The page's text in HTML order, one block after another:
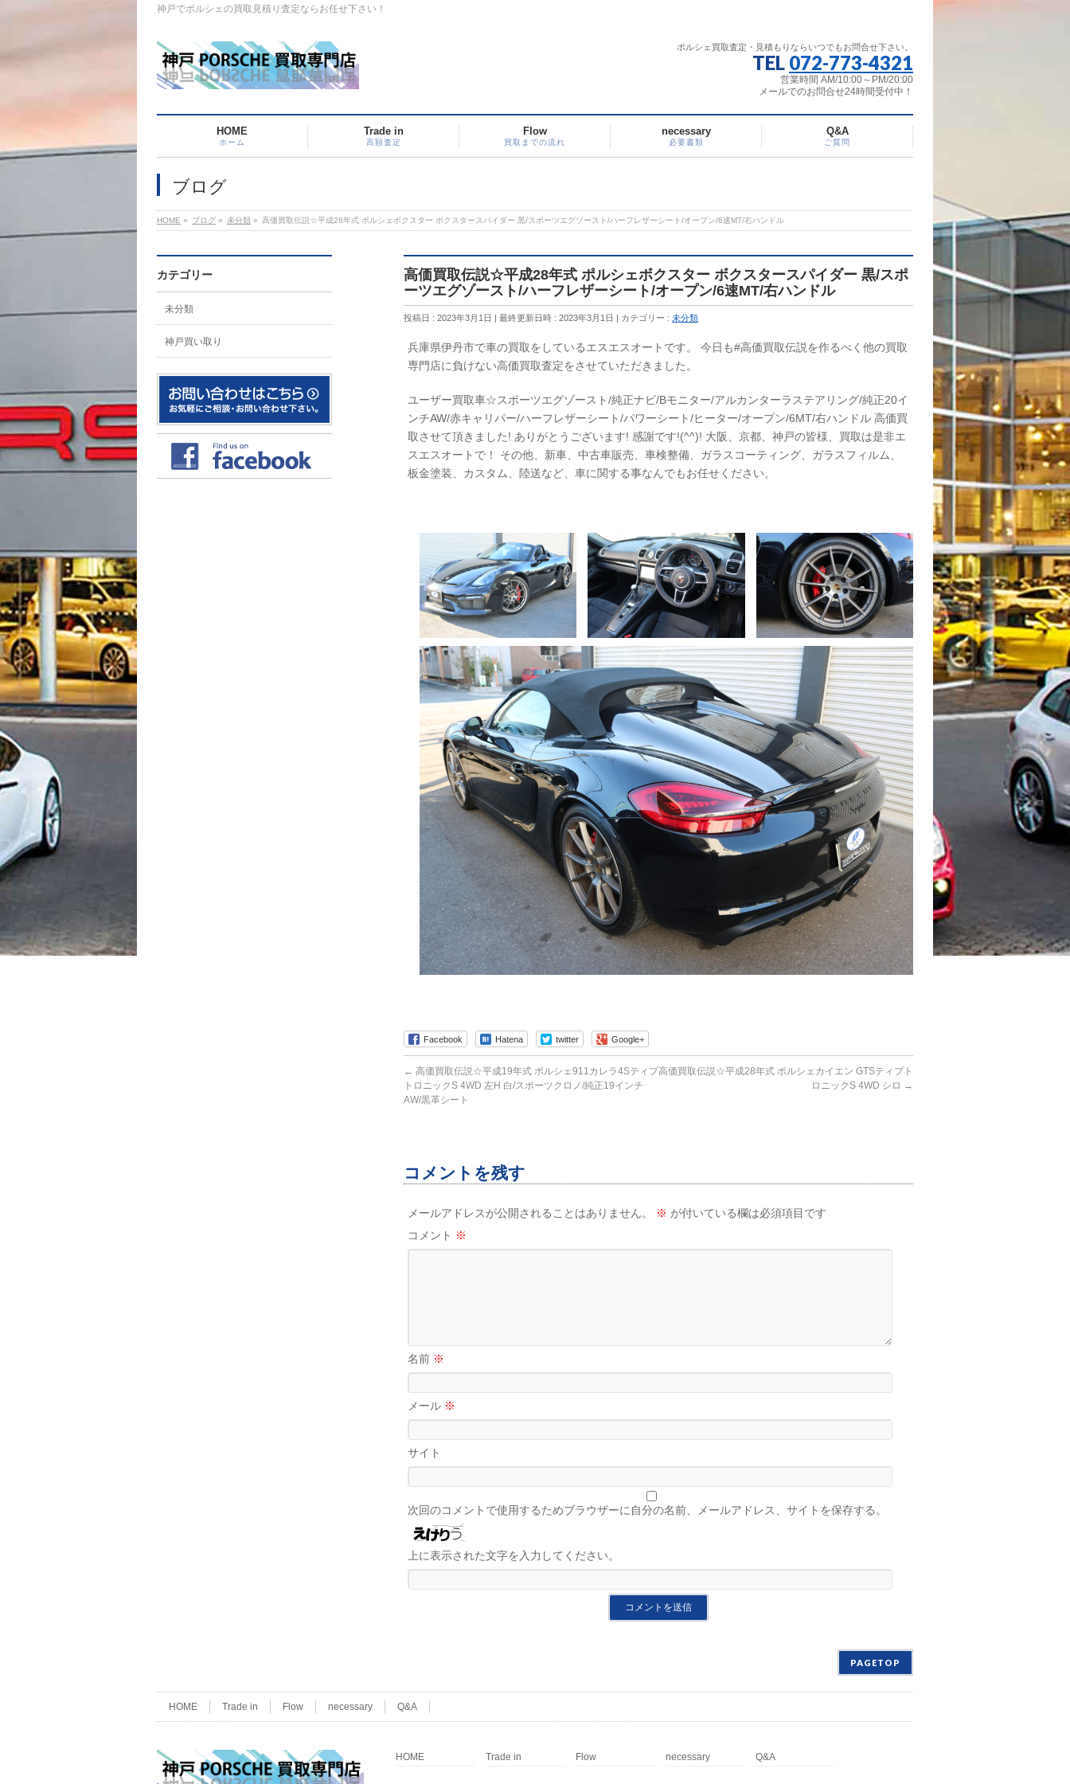
神戸でポルシェの買取見積り査定ならお任せ下さい！
ポルシェ買取査定・見積もりならいつでもお問合せ下さい。
TEL 072-773-4321
営業時間 AM/10:00～PM/20:00
メールでのお問合せ24時間受付中！
HOME
ホーム
Trade in
高額査定
Flow
買取までの流れ
necessary
必要書類
Q&A
ご質問
ブログ
HOME » ブログ » 未分類 » 高価買取伝説☆平成28年式 ポルシェボクスター ボクスタースパイダー 黒/スポーツエグゾースト/ハーフレザーシート/オープン/6速MT/右ハンドル
高価買取伝説☆平成28年式 ポルシェボクスター ボクスタースパイダー 黒/スポ
ーツエグゾースト/ハーフレザーシート/オープン/6速MT/右ハンドル
投稿日 : 2023年3月1日 最終更新日時 : 2023年3月1日 カテゴリー : 未分類
兵庫県伊丹市で車の買取をしているエスエスオートです。 今日も#高価買取伝説を作るべく他の買取
専門店に負けない高価買取査定をさせていただきました。
ユーザー買取車☆スポーツエグゾースト/純正ナビ/Bモニター/アルカンターラステアリング/純正20イ
ンチAW/赤キャリパー/ハーフレザーシート/パワーシート/ヒーター/オープン/6MT/右ハンドル 高価買
取させて頂きました! ありがとうございます! 感謝です!(^^)! 大阪、京都、神戸の皆様、買取は是非エ
スエスオートで！ その他、新車、中古車販売、車検整備、ガラスコーティング、ガラスフィルム、
板金塗装、カスタム、陸送など、車に関する事なんでもお任せください。
Facebook Hatena twitter Google+
← 高価買取伝説☆平成19年式 ポルシェ911カレラ4Sティプ
トロニックS 4WD 左H 白/スポーツクロノ/純正19インチ
AW/黒革シート
高価買取伝説☆平成28年式 ポルシェカイエン GTSティプト
ロニックS 4WD シロ →
コメントを残す
メールアドレスが公開されることはありません。 ※ が付いている欄は必須項目です
コメント ※
名前 ※
メール ※
サイト
次回のコメントで使用するためブラウザーに自分の名前、メールアドレス、サイトを保存する。
上に表示された文字を入力してください。
カテゴリー
未分類
神戸買い取り
PAGETOP
HOME Trade in Flow necessary Q&A
HOME Trade in Flow necessary Q&A